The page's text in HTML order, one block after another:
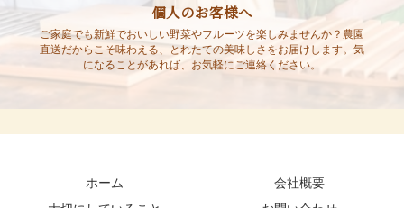
個人のお客様へ
ご家庭でも新鮮でおいしい野菜やフルーツを楽しみませんか？農園
直送だからこそ味わえる、とれたての美味しさをお届けします。気
になることがあれば、お気軽にご連絡ください。
ホーム
会社概要